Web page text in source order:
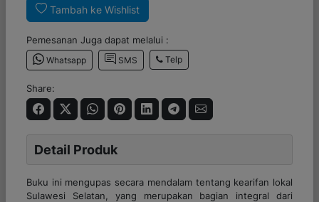
Tambah ke Wishlist
Pemesanan Juga dapat melalui :
Whatsapp SMS Telp
Share:
Detail Produk
Buku ini mengupas secara mendalam tentang kearifan lokal
Sulawesi Selatan, yang merupakan bagian integral dari